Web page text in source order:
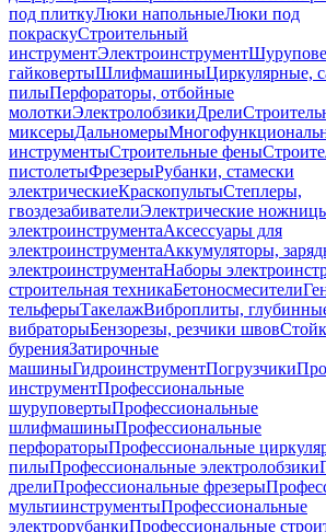
под плиткуЛюки напольныеЛюки под
покраскуСтроительный
инструментЭлектроинструмент
гайковертыШлифмашиныЦиркулярные,
пилыПерфораторы, отбойные
молоткиЭлектролобзикиДрели
миксерыДальномеры
инструментыСтроительные фены
пистолетыФрезерыРубанки, стамески
электрическиеКраскопультыСтеплеры,
гвоздезабивателиЭлектрические
электроинструментаАксессуары для
электроинструментаАккумуляторы,
электроинструментаНаборы
строительная техникаБетоносмесители
тельферыТакелажВиброплиты,
вибраторыБензорезы, резчики швов
буренияЗатирочные
машиныГидроинструментПогрузчики
инструментПрофессиональные
шуруповертыПрофессиональные
шлифмашиныПрофессиональные
перфораторыПрофессиональные
пилыПрофессиональные электролобзики
дрелиПрофессиональные фрезеры
мультиинструментыПрофессиональные
электрорубанкиПрофессиональные